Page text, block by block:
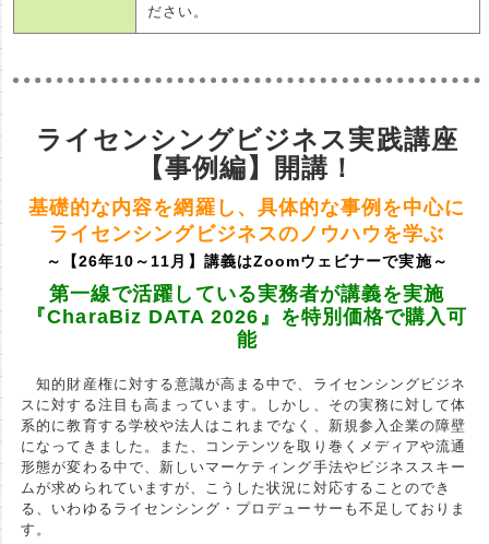
ださい。
ライセンシングビジネス実践講座
【事例編】開講！
基礎的な内容を網羅し、具体的な事例を中心に
ライセンシングビジネスのノウハウを学ぶ
～【26年10～11月】講義はZoomウェビナーで実施～
第一線で活躍している実務者が講義を実施
『CharaBiz DATA 2026』を特別価格で購入可
能
知的財産権に対する意識が高まる中で、ライセンシングビジネ
スに対する注目も高まっています。しかし、その実務に対して体
系的に教育する学校や法人はこれまでなく、新規参入企業の障壁
になってきました。また、コンテンツを取り巻くメディアや流通
形態が変わる中で、新しいマーケティング手法やビジネススキー
ムが求められていますが、こうした状況に対応することのでき
る、いわゆるライセンシング・プロデューサーも不足しておりま
す。